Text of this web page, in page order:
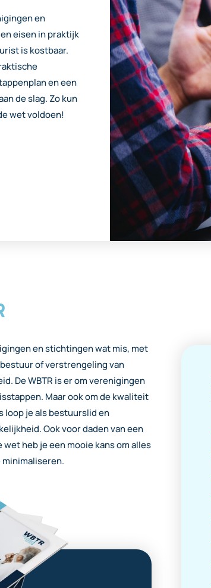
en
eisen in praktijk
is kostbaar.
en een
de slag. Zo kun
wet voldoen!
en stichtingen wat mis, met
of verstrengeling van
De WBTR is er om verenigingen
Maar ook om de kwaliteit
loop je als bestuurslid en
Ook voor daden van een
wet heb je een mooie kans om alles